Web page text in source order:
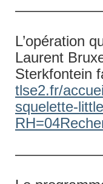
L’opération
Laurent
Sterkfontein
tlse2.fr/
squelette-